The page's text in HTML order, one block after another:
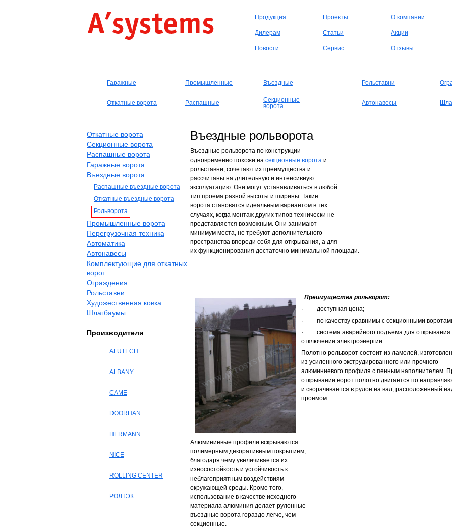
Продукция Проекты О компании
Дилерам Статьи Акции
Новости Сервис Отзывы
Гаражные Промышленные Въездные
Откатные ворота Распашные
Секционные
ворота
Рольставни
Автонавесы
Откатные ворота
Секционные ворота
Распашные ворота
Гаражные ворота
Въездные ворота
Распашные въездные ворота
Откатные въездные ворота
Рольворота
Промышленные ворота
Перегрузочная техника
Автоматика
Автонавесы
Комплектующие для откатных
ворот
Ограждения
Рольставни
Художественная ковка
Шлагбаумы
Производители
ALUTECH
ALBANY
CAME
DOORHAN
HERMANN
NICE
ROLLING CENTER
РОЛТЭК
Въездные рольворота
Въездные рольворота по конструкции
одновременно похожи на секционные ворота и
рольставни, сочетают их преимущества и
рассчитаны на длительную и интенсивную
эксплуатацию. Они могут устанавливаться в любой
тип проема разной высоты и ширины. Такие
ворота становятся идеальным вариантом в тех
случаях, когда монтаж других типов технически не
представляется возможным. Они занимают
минимум места, не требуют дополнительного
пространства впереди себя для открывания, а для
их функционирования достаточно минимальной площади.
Преимущества рольворот:
· доступная цена;
· по качеству сравнимы с секционными
· система аварийного подъема для открывания
отключении электроэнергии.
Полотно рольворот состоит из ламелей,
из усиленного экструдированного или прочного
алюминиевого профиля с пенным наполнителем.
открывании ворот полотно двигается по
и сворачивается в рулон на вал, расположенный
проемом.
Алюминиевые профили вскрываются
полимерным декоративным покрытием,
благодаря чему увеличивается их
износостойкость и устойчивость к
неблагоприятным воздействиям
окружающей среды. Кроме того,
использование в качестве исходного
материала алюминия делает рулонные
въездные ворота гораздо легче, чем
секционные.